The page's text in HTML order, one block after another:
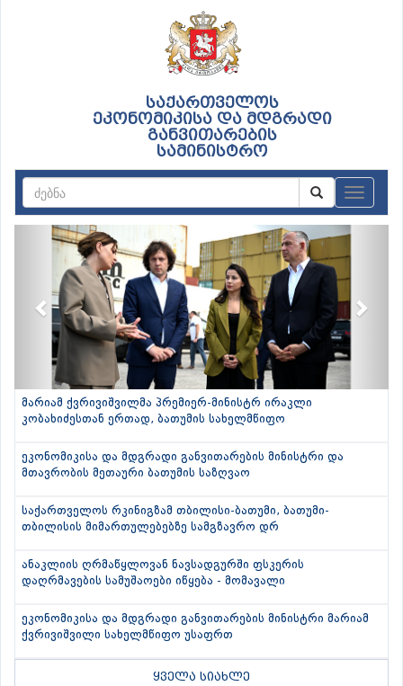
საქართველოს
ეკონომიკისა და მდგრადი
განვითარების
სამინისტრო
Previous
მარიამ ქვრივიშვილმა პრემიერ-მინისტრ ირაკლი
კობახიძესთან ერთად, ბათუმის სახელმწიფო
ეკონომიკისა და მდგრადი განვითარების მინისტრი და
მთავრობის მეთაური ბათუმის საზღვაო
საქართველოს რკინიგზამ თბილისი-ბათუმი, ბათუმი-
თბილისის მიმართულებებზე სამგზავრო დრ
ანაკლიის ღრმაწყლოვან ნავსადგურში ფსკერის
დაღრმავების სამუშაოები იწყება - მომავალი
ეკონომიკისა და მდგრადი განვითარების მინისტრი მარიამ
ქვრივიშვილი სახელმწიფო უსაფრთ
ყველა სიახლე